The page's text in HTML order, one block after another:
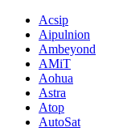
Acsip
Aipulnion
Ambeyond
AMiT
Aohua
Astra
Atop
AutoSat